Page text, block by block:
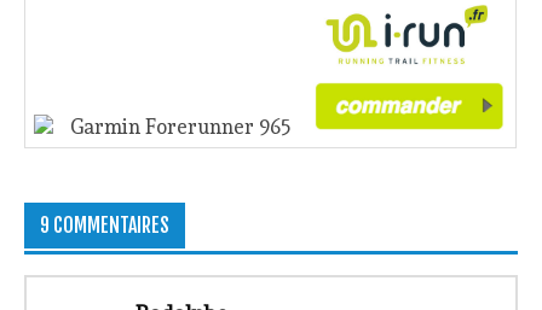
Lire mon test sur la Forerunner 965
Garmin Forerunner 965